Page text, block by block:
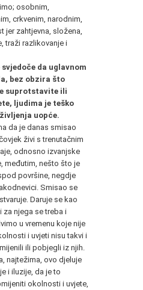
osobnim,
crkvenim, narodnim,
jer zahtjevna, složena,
traži razlikovanje i
da uglavnom
bez obzira što
suprotstavite ili
ljudima je teško
uopće.
da je danas smisao
živi s trenutačnim
odnosno izvanjske
međutim, nešto što je
površine, negdje
Smisao se
Daruje se kao
za njega se treba i
u vremenu koje nije
i uvjeti nisu takvi i
ili pobjegli iz njih.
najtežima, ovo djeluje
i iluzije, da je to
okolnosti i uvjete,